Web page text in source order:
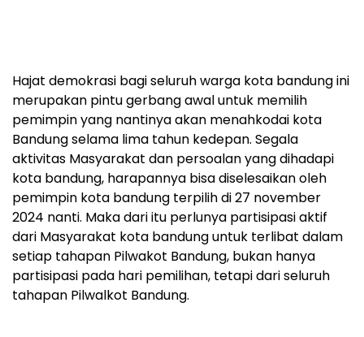
Hajat demokrasi bagi seluruh warga kota bandung ini
merupakan pintu gerbang awal untuk memilih
pemimpin yang nantinya akan menahkodai kota
Bandung selama lima tahun kedepan. Segala
aktivitas Masyarakat dan persoalan yang dihadapi
kota bandung, harapannya bisa diselesaikan oleh
pemimpin kota bandung terpilih di 27 november
2024 nanti. Maka dari itu perlunya partisipasi aktif
dari Masyarakat kota bandung untuk terlibat dalam
setiap tahapan Pilwakot Bandung, bukan hanya
partisipasi pada hari pemilihan, tetapi dari seluruh
tahapan Pilwalkot Bandung.